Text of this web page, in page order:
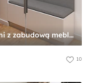
Dom w Tarnowskich Górach - Średni z zabudową meblową z prostokątnym lustrem biały brązowy szary z lustrem na ścianie z farbą na ścianie z drewnianymi drzwiami z przeszklonymi drzwiami hol / przedpokój, styl nowoczesny - zdjęcie od Studio Projektowe Zgodnie Z Planem
10